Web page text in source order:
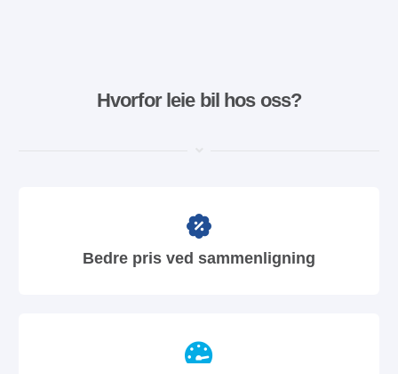
Hvorfor leie bil hos oss?
Bedre pris ved sammenligning